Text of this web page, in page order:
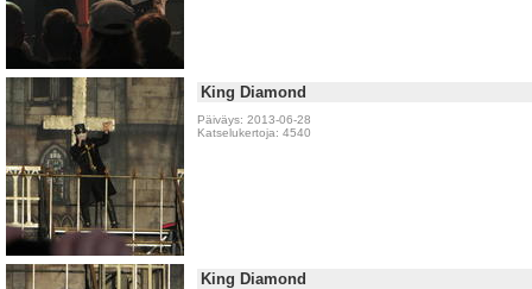
King Diamond
Päiväys: 2013-06-28
Katselukertoja: 4540
King Diamond